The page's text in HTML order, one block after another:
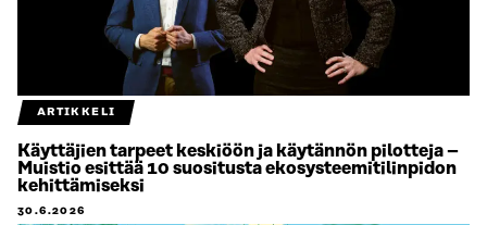
ARTIKKELI
Käyttäjien tarpeet keskiöön ja käytännön pilotteja –
Muistio esittää 10 suositusta ekosysteemitilinpidon
kehittämiseksi
30.6.2026